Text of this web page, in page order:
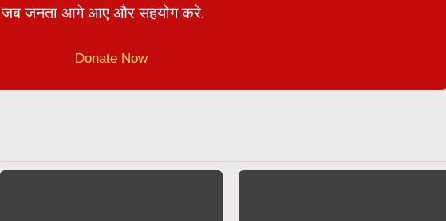
जब जनता आगे आए और सहयोग करे.
Donate Now